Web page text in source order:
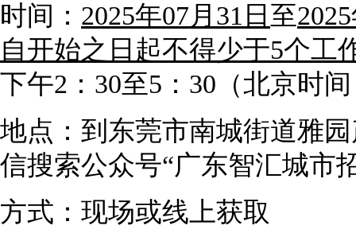
时间： 2025年07月31日 至
自开始之日起不得少于5个工
下午2：30至5：30（北京时
地点：到东莞市南城街道雅
信搜索公众号“广东智汇城市
方式：现场或线上获取